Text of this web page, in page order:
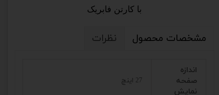
با کارتن فابریک
مشخصات محصول نظرات
اندازه
صفحه
نمایش
27 اینچ